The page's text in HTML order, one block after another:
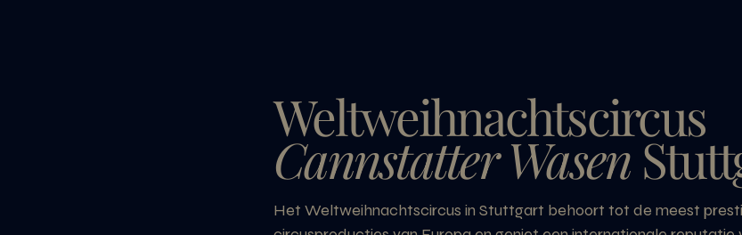
Weltweihnachtscircus
Cannstatter Wasen
Het Weltweihnachtscircus in Stuttgart behoort tot de meest